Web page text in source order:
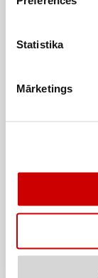
Statistika
Mārketings
16
. 99€